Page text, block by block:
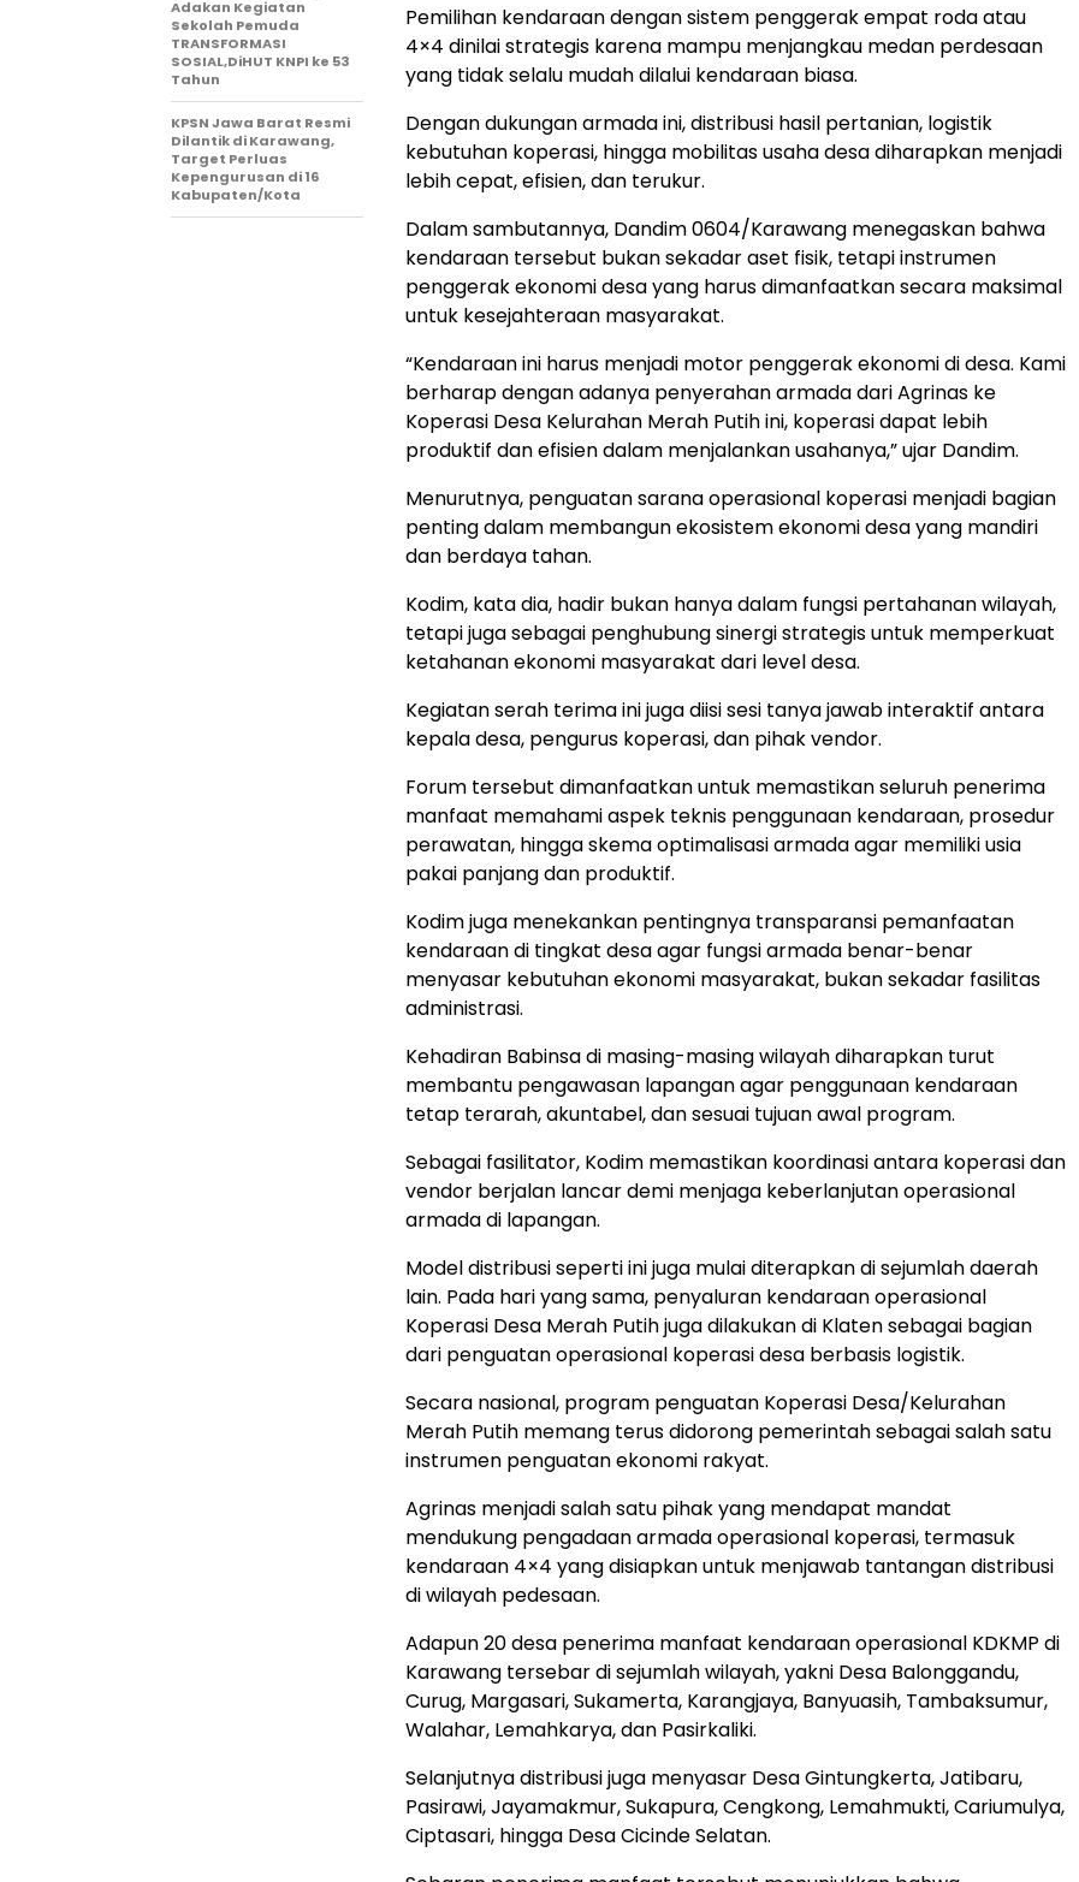
Pemilihan kendaraan dengan sistem penggerak empat roda atau
4×4 dinilai strategis karena mampu menjangkau medan perdesaan
yang tidak selalu mudah dilalui kendaraan biasa.
Dengan dukungan armada ini, distribusi hasil pertanian, logistik
kebutuhan koperasi, hingga mobilitas usaha desa diharapkan menjadi
lebih cepat, efisien, dan terukur.
Dalam sambutannya, Dandim 0604/Karawang menegaskan bahwa
kendaraan tersebut bukan sekadar aset fisik, tetapi instrumen
penggerak ekonomi desa yang harus dimanfaatkan secara maksimal
untuk kesejahteraan masyarakat.
“Kendaraan ini harus menjadi motor penggerak ekonomi di desa. Kami
berharap dengan adanya penyerahan armada dari Agrinas ke
Koperasi Desa Kelurahan Merah Putih ini, koperasi dapat lebih
produktif dan efisien dalam menjalankan usahanya,” ujar Dandim.
Menurutnya, penguatan sarana operasional koperasi menjadi bagian
penting dalam membangun ekosistem ekonomi desa yang mandiri
dan berdaya tahan.
Kodim, kata dia, hadir bukan hanya dalam fungsi pertahanan wilayah,
tetapi juga sebagai penghubung sinergi strategis untuk memperkuat
ketahanan ekonomi masyarakat dari level desa.
Kegiatan serah terima ini juga diisi sesi tanya jawab interaktif antara
kepala desa, pengurus koperasi, dan pihak vendor.
Forum tersebut dimanfaatkan untuk memastikan seluruh penerima
manfaat memahami aspek teknis penggunaan kendaraan, prosedur
perawatan, hingga skema optimalisasi armada agar memiliki usia
pakai panjang dan produktif.
Kodim juga menekankan pentingnya transparansi pemanfaatan
kendaraan di tingkat desa agar fungsi armada benar-benar
menyasar kebutuhan ekonomi masyarakat, bukan sekadar fasilitas
administrasi.
Kehadiran Babinsa di masing-masing wilayah diharapkan turut
membantu pengawasan lapangan agar penggunaan kendaraan
tetap terarah, akuntabel, dan sesuai tujuan awal program.
Sebagai fasilitator, Kodim memastikan koordinasi antara koperasi dan
vendor berjalan lancar demi menjaga keberlanjutan operasional
armada di lapangan.
Model distribusi seperti ini juga mulai diterapkan di sejumlah daerah
lain. Pada hari yang sama, penyaluran kendaraan operasional
Koperasi Desa Merah Putih juga dilakukan di Klaten sebagai bagian
dari penguatan operasional koperasi desa berbasis logistik.
Secara nasional, program penguatan Koperasi Desa/Kelurahan
Merah Putih memang terus didorong pemerintah sebagai salah satu
instrumen penguatan ekonomi rakyat.
Agrinas menjadi salah satu pihak yang mendapat mandat
mendukung pengadaan armada operasional koperasi, termasuk
kendaraan 4×4 yang disiapkan untuk menjawab tantangan distribusi
di wilayah pedesaan.
Adapun 20 desa penerima manfaat kendaraan operasional KDKMP di
Karawang tersebar di sejumlah wilayah, yakni Desa Balonggandu,
Curug, Margasari, Sukamerta, Karangjaya, Banyuasih, Tambaksumur,
Walahar, Lemahkarya, dan Pasirkaliki.
Selanjutnya distribusi juga menyasar Desa Gintungkerta, Jatibaru,
Pasirawi, Jayamakmur, Sukapura, Cengkong, Lemahmukti, Cariumulya,
Ciptasari, hingga Desa Cicinde Selatan.
Adakan Kegiatan
Sekolah Pemuda
TRANSFORMASI
SOSIAL,DiHUT KNPI ke 53
Tahun
KPSN Jawa Barat Resmi
Dilantik di Karawang,
Target Perluas
Kepengurusan di 16
Kabupaten/Kota